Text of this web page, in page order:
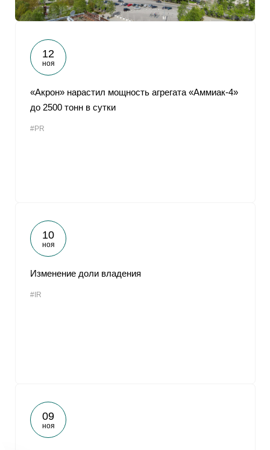
12
ноя
«Акрон» нарастил мощность агрегата «Аммиак-4»
до 2500 тонн в сутки
#PR
10
ноя
Изменение доли владения
#IR
09
ноя